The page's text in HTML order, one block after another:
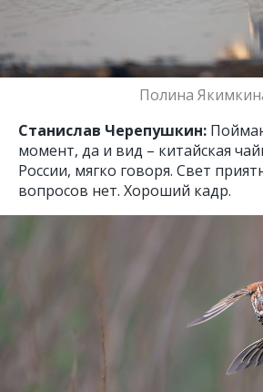
Полина
Станислав Черепушкин:
момент, да и вид – китайская
России, мягко говоря. Свет
вопросов нет. Хороший кадр.